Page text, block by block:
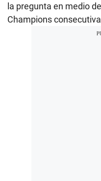
la pregunta en medio
Champions